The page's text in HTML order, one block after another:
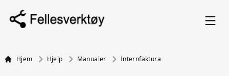
Hjem Hjelp Manualer Internfaktura